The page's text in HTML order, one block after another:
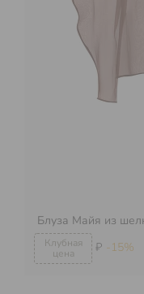
₽ -15%
Блуза Майя из